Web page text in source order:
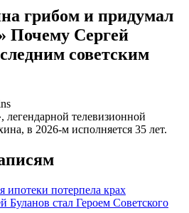
грибом и придумал
Почему Сергей
советским
телевизионной
в 2026-м исполняется 35 лет.
ипотеки потерпела крах
Буланов стал Героем Советского